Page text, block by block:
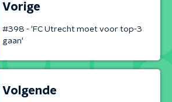
Vorige
#398 - 'FC Utrecht moet voor top-3
gaan'
Volgende